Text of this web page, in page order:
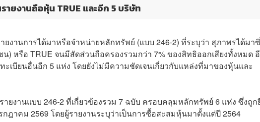
ายงานถือหุ้น TRUE และอีก 5 บริษัท
งานการได้มาหรือจำหน่ายหลักทรัพย์ (แบบ 246-2) ที่ระบุว่า สุภาพรได้มา
) หรือ TRUE จนมีสัดส่วนถือครองรวมกว่า 7% ของสิทธิออกเสียงทั้งหมด
เบียนอื่นอีก 5 แห่ง โดยยังไม่มีความชัดเจนเกี่ยวกับแหล่งที่มาของหุ้นและ
ายงานแบบ 246-2 ที่เกี่ยวข้องรวม 7 ฉบับ ครอบคลุมหลักทรัพย์ 6 แห่ง ซึ่งถู
ฎาคม 2569 โดยผู้รายงานระบุว่าเป็นการซื้อสะสมหุ้นมาตั้งแต่ปี 2564